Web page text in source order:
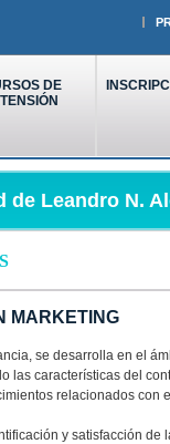
DE
de Leandro N.
MARKETING
se desarrolla en el
las características del
relacionados con
y satisfacción